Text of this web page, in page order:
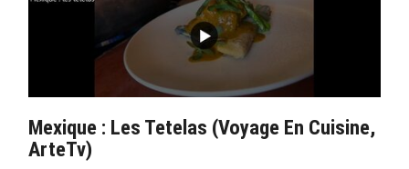
Mexique : Les Tetelas (Voyage En Cuisine,
ArteTv)